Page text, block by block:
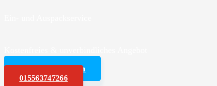
Angebot anfordern
015563747266